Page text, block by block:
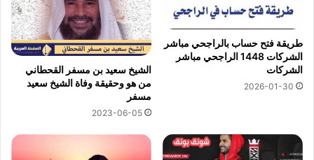
طريقة فتح حساب بالراجحي مباشر
الشركات 1448 الراجحي مباشر
الشركات
2026-01-30
الشيخ سعيد بن مسفر القحطاني
من هو وحقيقة وفاة الشيخ سعيد
مسفر
2023-06-05